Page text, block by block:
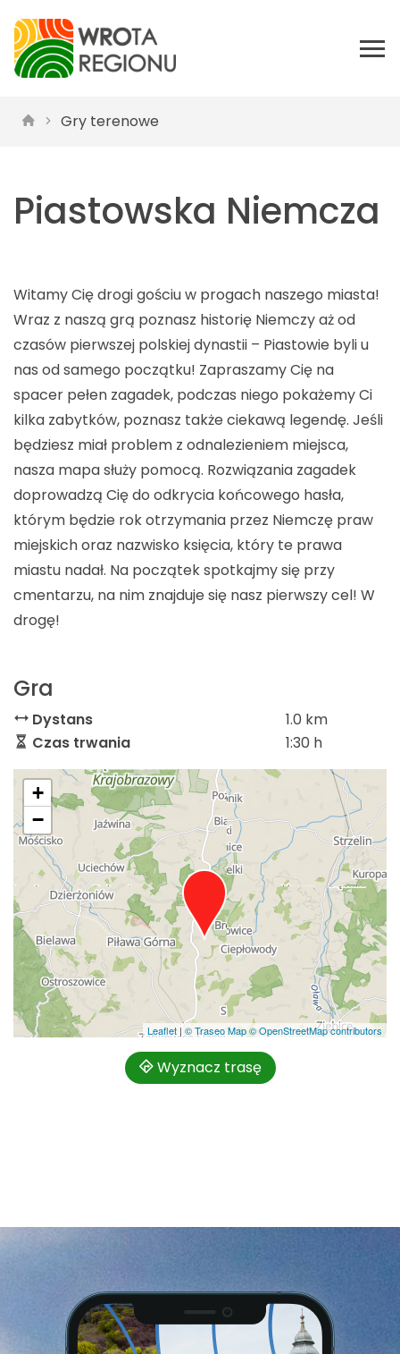
Gry terenowe
Piastowska Niemcza
Witamy Cię drogi gościu w progach naszego miasta!
Wraz z naszą grą poznasz historię Niemczy aż od
czasów pierwszej polskiej dynastii – Piastowie byli u
nas od samego początku! Zapraszamy Cię na
spacer pełen zagadek, podczas niego pokażemy Ci
kilka zabytków, poznasz także ciekawą legendę. Jeśli
będziesz miał problem z odnalezieniem miejsca,
nasza mapa służy pomocą. Rozwiązania zagadek
doprowadzą Cię do odkrycia końcowego hasła,
którym będzie rok otrzymania przez Niemczę praw
miejskich oraz nazwisko księcia, który te prawa
miastu nadał. Na początek spotkajmy się przy
cmentarzu, na nim znajduje się nasz pierwszy cel! W
drogę!
Gra
Dystans
1.0 km
Czas trwania
1:30 h
+
−
Leaflet | © Traseo Map© OpenStreetMap contributors
Wyznacz trasę